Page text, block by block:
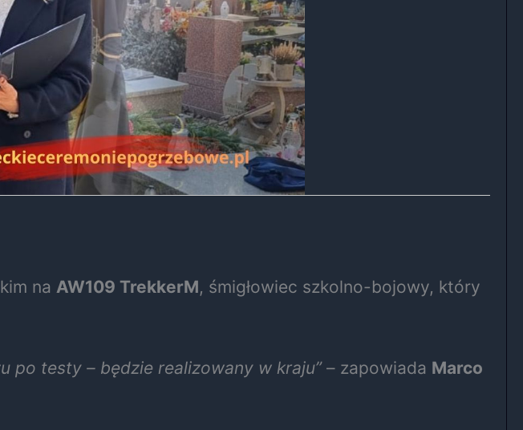
na AW109 TrekkerM, śmigłowiec szkolno-bojowy, który
po testy – będzie realizowany w kraju”– zapowiada Marco